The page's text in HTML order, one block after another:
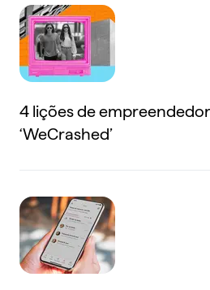
4 lições de
‘WeCrashed’